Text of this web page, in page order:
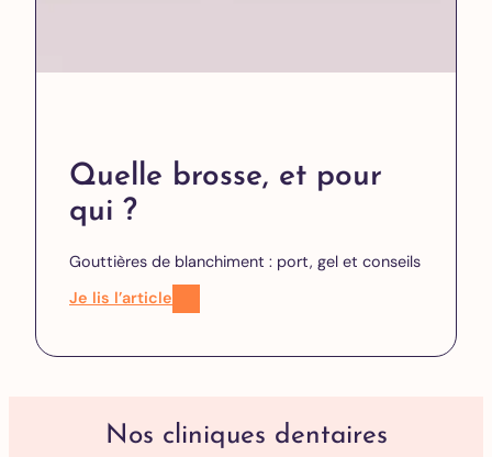
Quelle brosse, et pour
qui ?
Gouttières de blanchiment : port, gel et conseils
Je lis l’article
Nos cliniques dentaires